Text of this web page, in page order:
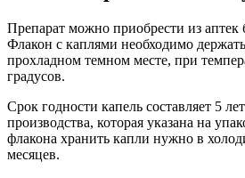
Препарат можно приобрести из аптек
Флакон с каплями необходимо
прохладном темном месте, при
градусов.
Срок годности капель составляет 5
производства, которая указана на
флакона хранить капли нужно в
месяцев.